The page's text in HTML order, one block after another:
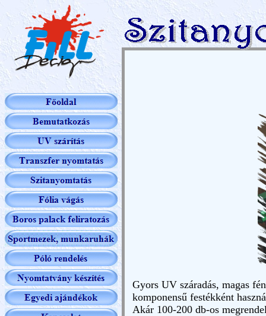
Gyors UV száradás, magas
komponensű festékként
Akár 100-200 db-os